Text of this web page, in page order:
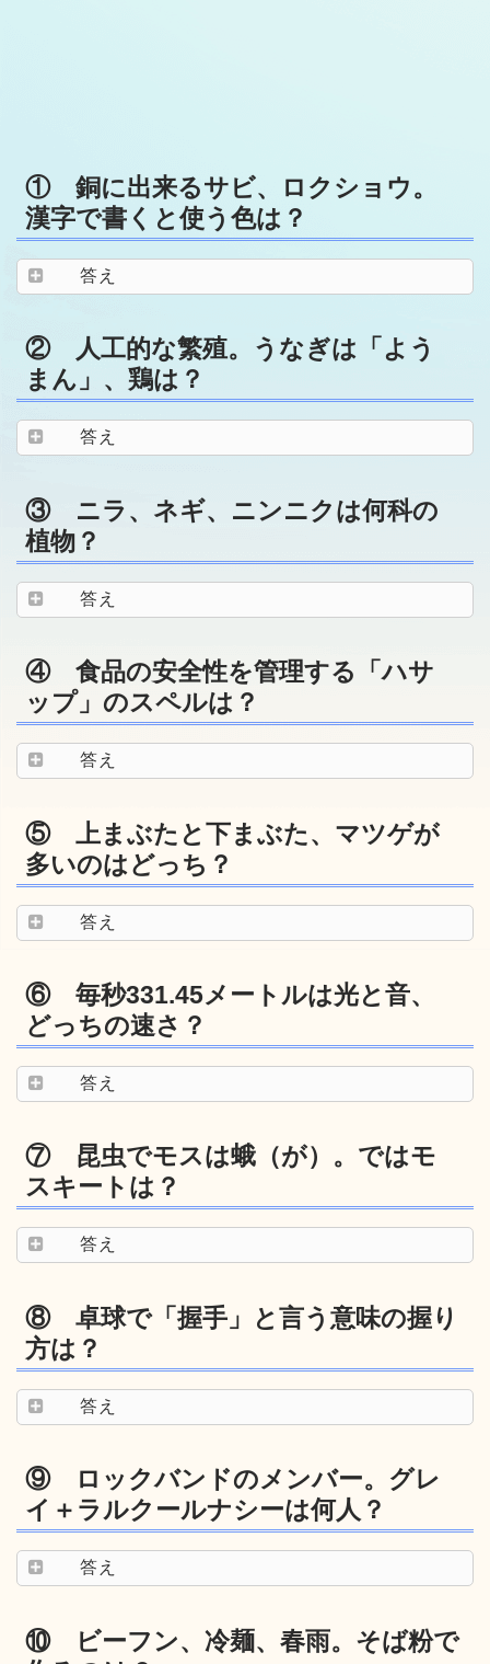
① 銅に出来るサビ、ロクショウ。
漢字で書くと使う色は？
答え
② 人工的な繁殖。うなぎは「よう
まん」、鶏は？
答え
③ ニラ、ネギ、ニンニクは何科の
植物？
答え
④ 食品の安全性を管理する「ハサ
ップ」のスペルは？
答え
⑤ 上まぶたと下まぶた、マツゲが
多いのはどっち？
答え
⑥ 毎秒331.45メートルは光と音、
どっちの速さ？
答え
⑦ 昆虫でモスは蛾（が）。ではモ
スキートは？
答え
⑧ 卓球で「握手」と言う意味の握り
方は？
答え
⑨ ロックバンドのメンバー。グレ
イ＋ラルクールナシーは何人？
答え
⑩ ビーフン、冷麺、春雨。そば粉で